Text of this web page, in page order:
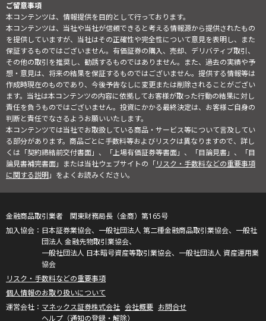
ご留意事項
本コンテンツは、情報提供を目的として行っております。
本コンテンツは、当社や当社が信頼できると考える情報源から提供されたもの
を提供していますが、当社はその正確性や完全性について意見を表明し、また
保証するものではございません。有価証券の購入、売却、デリバティブ取引、
その他の取引を推奨し、勧誘するものではありません。また、過去の実績や予
想・意見は、将来の結果を保証するものではございません。提供する情報等は
作成時現在のものであり、今後予告なしに変更または削除されることがござい
ます。当社は本コンテンツの内容に依拠してお客様が取った行動の結果に対し
責任を負うものではございません。投資にかかる最終決定は、お客様ご自身の
判断と責任でなさるようお願いいたします。
本コンテンツでは当社でお取扱している商品・サービス等について言及してい
る部分があります。商品ごとに手数料等およびリスクは異なりますので、詳し
くは「契約締結前交付書面」、「上場有価証券等書面」、「目論見書」、「目
論見書補完書面」または当社ウェブサイトの「リスク・手数料などの重要事項
に関する説明」をよくお読みください。
金融商品取引業者 関東財務局長（金商）第165号
日本証券業協会、一般社団法人 第二種金融商品取引業協会、一般社
団法人 金融先物取引業協会、
一般社団法人 日本暗号資産等取引業協会、一般社団法人 資産運用業
協会
リスク・手数料などの重要事項
個人情報のお取り扱いについて
マネックス証券株式会社 会社概要 お問合せ
ヘルプ（通知の登録・解除）